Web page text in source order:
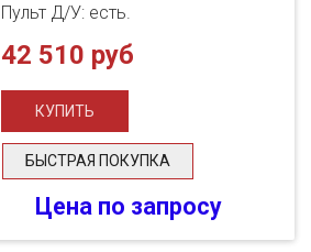
Пульт Д/У: есть.
42 510 руб
БЫСТРАЯ ПОКУПКА
Цена по запросу